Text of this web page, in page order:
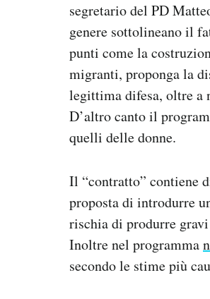
segretario del PD
genere sottolineano il
punti come la
migranti, proponga la
legittima difesa, oltre a
D’altro canto il
quelli delle donne.
Il “contratto” contiene
proposta di introdurre
rischia di produrre
Inoltre nel programma
secondo le stime più